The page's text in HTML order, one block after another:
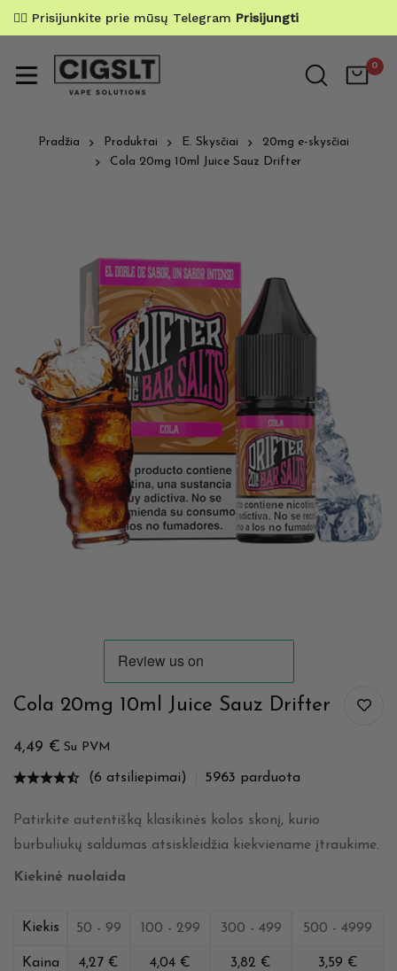
✌🏼 Prisijunkite prie mūsų Telegram Prisijungti
0
Pradžia Produktai E. Skysčiai
20mg e-skysčiai
Cola 20mg 10ml Juice Sauz Drifter
Cola 20mg 10ml Juice Sauz Drifter
4,49 € Su PVM
(6 atsiliepimai) 5963 parduota
Patirkite autentišką klasikinės kolos skonį, kurio
burbuliukų saldumas atsiskleidžia kiekviename įtraukime.
Kiekinė nuolaida
Kiekis 50 - 99 100 - 299 300 - 499 500 - 4999
Kaina 4,27 € 4,04 € 3,82 € 3,59 €